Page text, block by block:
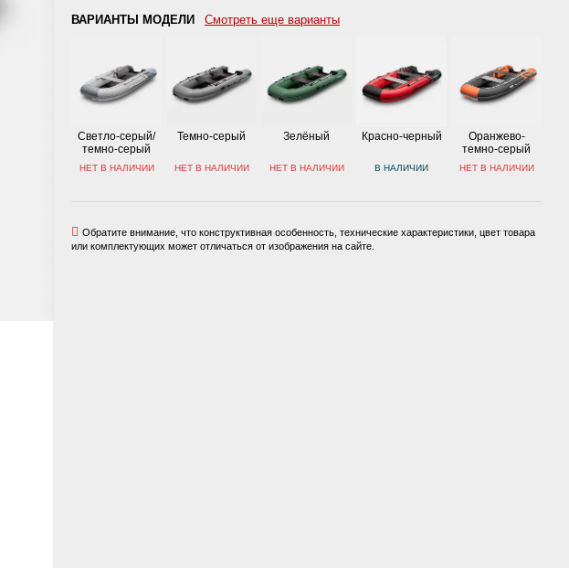
ВАРИАНТЫ МОДЕЛИ Смотреть еще варианты
Светло-серый/
темно-серый
НЕТ В НАЛИЧИИ
Темно-серый
НЕТ В НАЛИЧИИ
Зелёный
НЕТ В НАЛИЧИИ
Красно-черный
В НАЛИЧИИ
Оранжево-
темно-серый
НЕТ В НАЛИЧИИ
Обратите внимание, что конструктивная особенность, технические характеристики, цвет товара
или комплектующих может отличаться от изображения на сайте.